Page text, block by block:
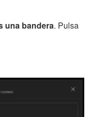
una bandera. Pulsa